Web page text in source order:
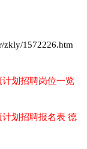
zkly/1572226.htm
划招聘岗位一览
划招聘报名表 德